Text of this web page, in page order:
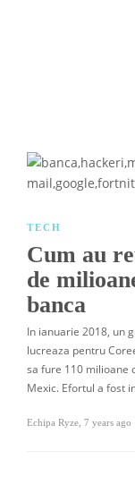
TECH
Cum au
de
banca
In ianuarie 2018, un
lucreaza pentru
sa fure 110 milioane
Mexic. Efortul a fost
Echipa Ryze 7 years ago